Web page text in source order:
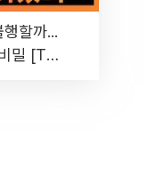
할까...
밀 [T같